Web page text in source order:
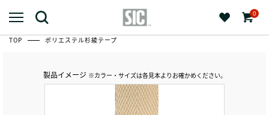
0
TOP ポリエステル杉綾テープ
製品イメージ ※カラー・サイズは各見本よりお確かめください。